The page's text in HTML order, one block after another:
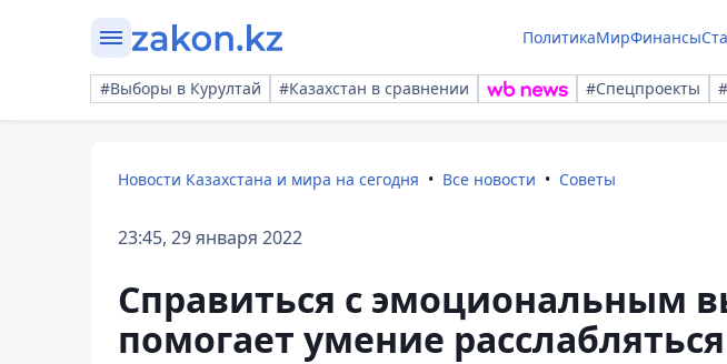
ПолитикаМирФинансы
#Выборы в Курултай #Казахстан в сравнении #Спецпроекты
Новости Казахстана и мира на сегодня Все новости Советы
23:45, 29 января 2022
Справиться с эмоциональным
помогает умение